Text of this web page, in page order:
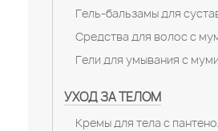
Гель-бальзамы для
Средства для волос с
Гели для умывания с
УХОД ЗА ТЕЛОМ
Кремы для тела с